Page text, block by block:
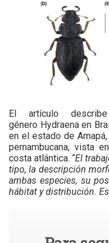
El artículo
género Hydraena en
en el estado de
pernambucana, vista
costa atlántica. “El
tipo, la descripción
ambas especies, su
hábitat y distribución.